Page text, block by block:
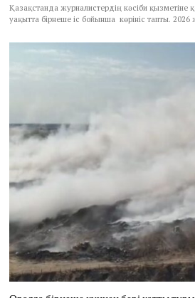
Қазақстанда журналистердің кәсіби қызметіне
уақытта бірнеше іс бойынша көрініс тапты.